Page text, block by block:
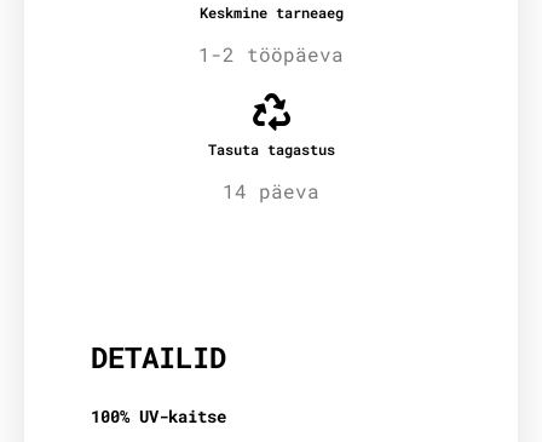
Keskmine tarneaeg
1-2 tööpäeva
Tasuta tagastus
14 päeva
DETAILID
100% UV-kaitse